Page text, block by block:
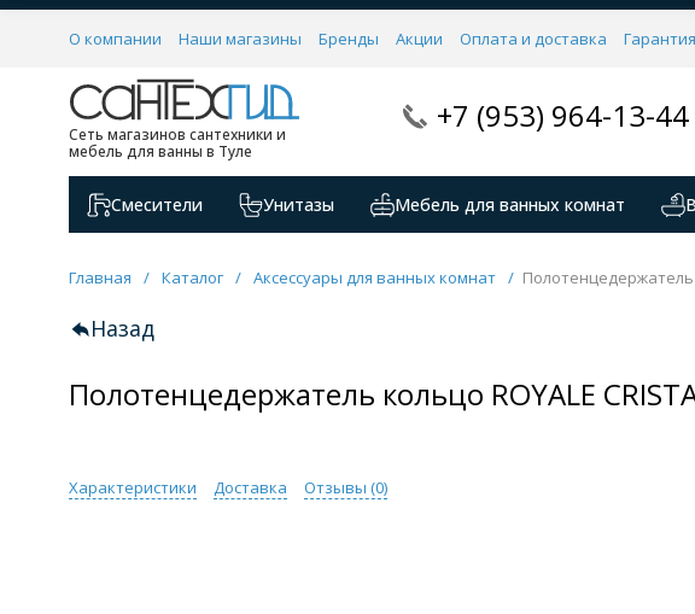
О компании Наши магазины Бренды Акции Оплата и доставка Гарантия
Сеть магазинов сантехники и
мебель для ванны в Туле
+7 (953) 964-13-44
Смесители Унитазы Мебель для ванных комнат
Главная / Каталог / Аксессуары для ванных комнат / Полотенцедержатель
Назад
Полотенцедержатель кольцо ROYALE
Характеристики Доставка Отзывы (0)